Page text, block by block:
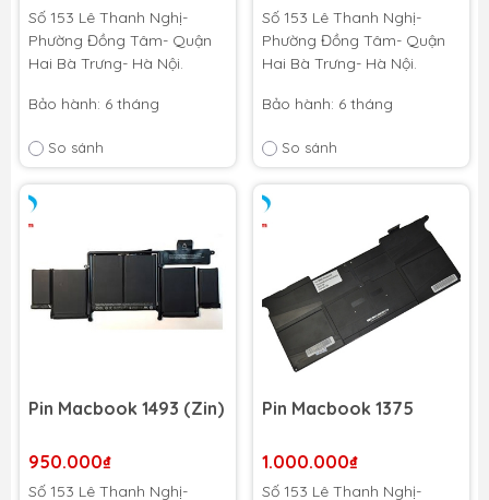
Số 153 Lê Thanh Nghị-
Phường Đồng Tâm- Quận
Hai Bà Trưng- Hà Nội.
Bảo hành: 6 tháng
So sánh
Số 153 Lê Thanh Nghị-
Phường Đồng Tâm- Quận
Hai Bà Trưng- Hà Nội.
Bảo hành: 6 tháng
So sánh
Pin Macbook 1493 (Zin)
950.000₫
Số 153 Lê Thanh Nghị-
Pin Macbook 1375
1.000.000₫
Số 153 Lê Thanh Nghị-